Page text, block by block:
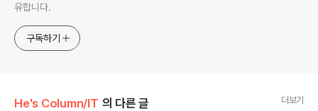
유합니다.
구독하기
He's Column/IT 의 다른 글 더보기